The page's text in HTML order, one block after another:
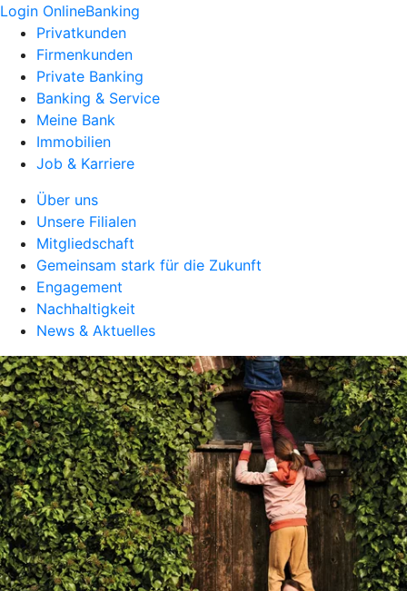
Login OnlineBanking
Privatkunden
Firmenkunden
Private Banking
Banking & Service
Meine Bank
Immobilien
Job & Karriere
Über uns
Unsere Filialen
Mitgliedschaft
Gemeinsam stark für die Zukunft
Engagement
Nachhaltigkeit
News & Aktuelles